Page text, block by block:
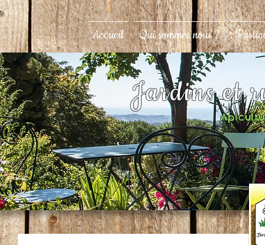
Accueil Qui sommes nous ?
Jardins et